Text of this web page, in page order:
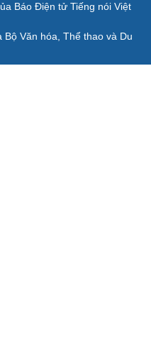
Báo Điện tử Tiếng nói Việt
Bộ Văn hóa, Thể thao và Du